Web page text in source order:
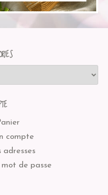
compte
adresses
mot de passe